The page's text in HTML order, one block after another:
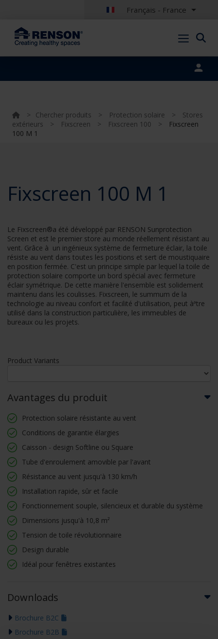
Français - France
> Chercher produits > Protection solaire >
Stores
extérieurs
> Fixscreen > Fixscreen 100 >
Fixscreen
100 M 1
Fixscreen 100 M 1
Le Fixscreen®a été développé par RENSON Sunprotection
Screen et est le premier store au monde réellement résistant au
vent. Grâce à un ingénieux système de fermeture éclair, la toile
résiste au vent dans toutes les positions et sert de moustiquaire
en position fermée. C'est un principe simple par lequel la toile de
protection solaire comporte un bord spécial avec fermeture
éclair symétrique. De cette manière l'ensemble est solidement
maintenu dans les coulisses. Fixscreen, le summum de la
technologie au niveau confort et facilité d'utilisation, peut àªtre
utilisé dans la construction particulière, les immeubles de
bureaux ou les projets.
Product Variants
Avantages du produit
Protection solaire résistante au vent
Conditions de garantie élargies
Caisson - design Softline ou Square
Tube d'enroulement amovible par l'avant
Résistance au vent jusqu'à 130 km/h
Installation rapide, sûr et facile
Fonctionnement souple, silencieux et durable du système
Dimensions jusqu'à 10,8 m²
Tension de toile révolutionnaire
Design durable
Idéal pour fenêtres existantes
Downloads
Brochure B2C
Brochure B2B